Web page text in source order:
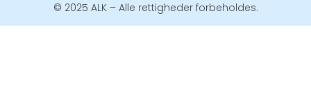
© 2025 ALK – Alle rettigheder forbeholdes.